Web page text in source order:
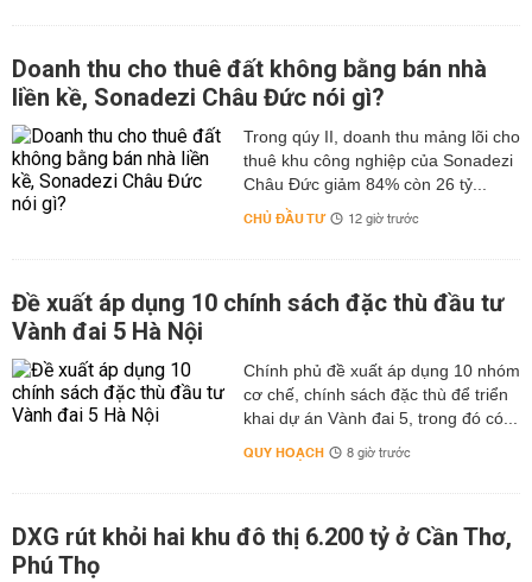
Doanh thu cho thuê đất không bằng bán nhà
liền kề, Sonadezi Châu Đức nói gì?
Trong qúy II, doanh thu mảng lõi cho
thuê khu công nghiệp của Sonadezi
Châu Đức giảm 84% còn 26 tỷ...
CHỦ ĐẦU TƯ 12 giờ trước
Đề xuất áp dụng 10 chính sách đặc thù đầu tư
Vành đai 5 Hà Nội
Chính phủ đề xuất áp dụng 10 nhóm
cơ chế, chính sách đặc thù để triển
khai dự án Vành đai 5, trong đó có...
QUY HOẠCH 8 giờ trước
DXG rút khỏi hai khu đô thị 6.200 tỷ ở Cần Thơ,
Phú Thọ